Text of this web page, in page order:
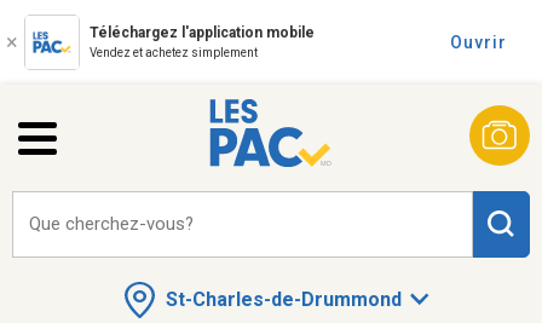
Téléchargez l'application mobile
Vendez et achetez simplement
Ouvrir
St-Charles-de-Drummond
Que cherchez-vous?